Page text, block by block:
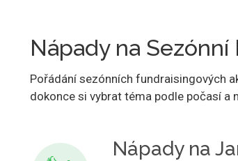
Nápady na Sezónní
Pořádání sezónních fundraisingových
dokonce si vybrat téma podle počasí a
Nápady na